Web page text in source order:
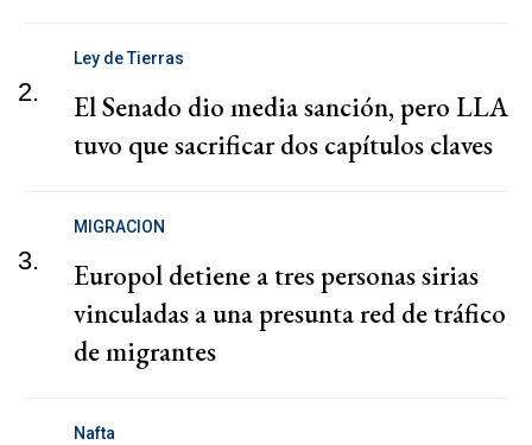
2.
Ley de Tierras
El Senado dio media sanción, pero LLA
tuvo que sacrificar dos capítulos claves
3.
MIGRACION
Europol detiene a tres personas sirias
vinculadas a una presunta red de tráfico
de migrantes
Nafta